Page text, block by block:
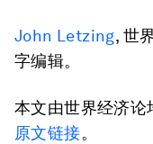
John Letzing, 世
字编辑。
本文由世界经济论
原文链接。